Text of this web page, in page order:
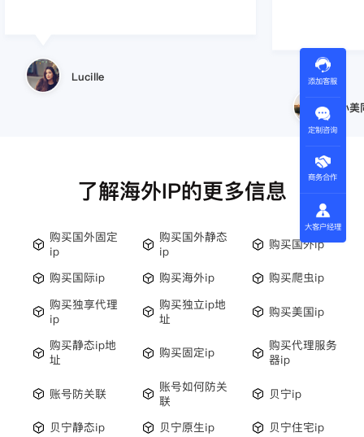
Lucille
小
了解海外IP的更多信息
购买国外固定
ip
购买国外静态
ip
购买国外ip
购买国际ip 购买海外ip
购买爬虫ip
购买独享代理
ip
购买独立ip地
址
购买美国ip
购买静态ip地
址
购买固定ip
购买代理服务
器ip
账号防关联
账号如何防关
联
贝宁ip
贝宁静态ip 贝宁原生ip
贝宁住宅ip
添加客服
定制咨询
商务合作
大客户经理